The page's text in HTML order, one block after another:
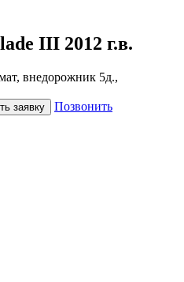
III 2012 г.в.
внедорожник 5д.,
заявку
Позвонить